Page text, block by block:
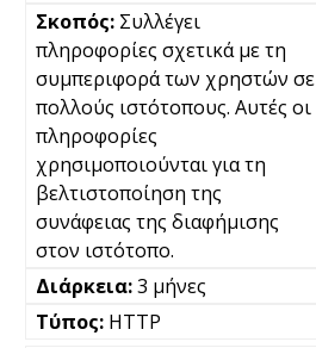
Συλλέγει
πληροφορίες σχετικά με τη
συμπεριφορά των χρηστών σε
πολλούς ιστότοπους. Αυτές οι
πληροφορίες
χρησιμοποιούνται για τη
βελτιστοποίηση της
συνάφειας της διαφήμισης
στον ιστότοπο.
3 μήνες
HTTP